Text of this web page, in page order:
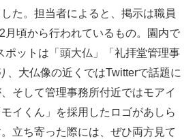
た。担当者によると、掲示は職員
月頃から行われているもの。園内で
ポットは「頭大仏」「礼拝堂管理事
、大仏像の近くではTwitterで話題に
そして管理事務所付近ではモアイ
イくん」を採用したロゴがあしら
立ち寄った際には、ぜひ両方見て